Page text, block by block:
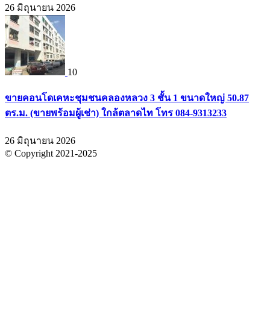
26 มิถุนายน 2026
10
ขายคอนโดเคหะชุมชนคลองหลวง 3 ชั้น 1 ขนาดใหญ่ 50.87
ตร.ม. (ขายพร้อมผู้เช่า) ใกล้ตลาดไท โทร 084-9313233
26 มิถุนายน 2026
© Copyright 2021-2025